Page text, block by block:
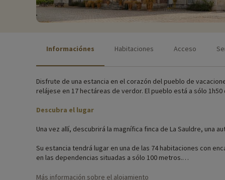
Informaciónes Habitaciones Acceso
Disfrute de una estancia en el corazón del pueblo de
relájese en 17 hectáreas de verdor. El pueblo está a sólo 1h50
Descubra el lugar
Una vez allí, descubrirá la magnífica finca de La Sauldre, una
Su estancia tendrá lugar en una de las 74 habitaciones con
en las dependencias situadas a sólo 100 metros.
Actividades familiares in situ
Más información sobre el alojamiento